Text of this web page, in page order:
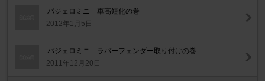
パジェロミニ 車高短化の巻
2012年1月5日
パジェロミニ ラバーフェンダー取り付けの巻
2011年12月20日